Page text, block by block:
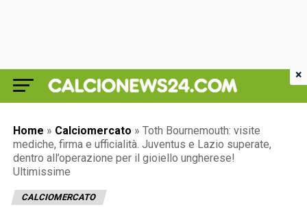
Home » Calciomercato » Toth Bournemouth: visite
mediche, firma e ufficialità. Juventus e Lazio superate,
dentro all’operazione per il gioiello ungherese!
Ultimissime
CALCIOMERCATO
×